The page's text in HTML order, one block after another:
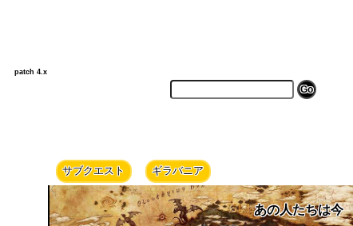
patch 4.x
サブクエスト ギラバニア
あの人たちは今